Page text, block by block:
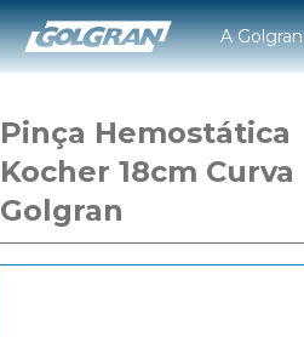
A Golgran
Pinça Hemostática
Kocher 18cm Curva
Golgran